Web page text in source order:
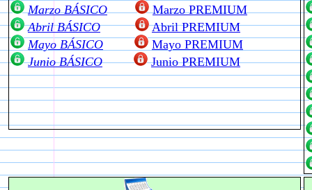
Marzo BÁSICO
Marzo PREMIUM
Abril BÁSICO
Abril PREMIUM
Mayo BÁSICO
Mayo PREMIUM
Junio BÁSICO
Junio PREMIUM